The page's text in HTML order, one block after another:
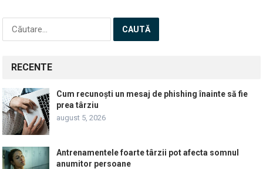
după:
RECENTE
Cum recunoști un mesaj de phishing înainte să fie
prea târziu
august 5, 2026
Antrenamentele foarte târzii pot afecta somnul
anumitor persoane